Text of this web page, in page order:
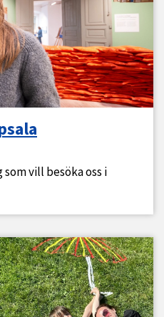
vill besöka oss i